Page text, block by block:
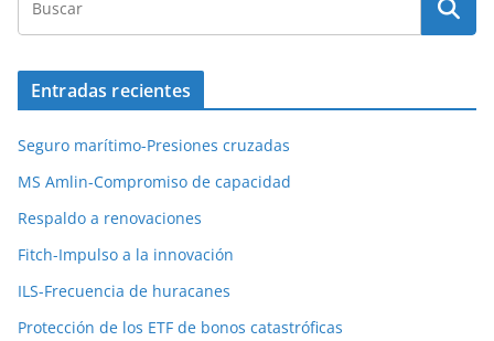
Entradas recientes
Seguro marítimo-Presiones cruzadas
MS Amlin-Compromiso de capacidad
Respaldo a renovaciones
Fitch-Impulso a la innovación
ILS-Frecuencia de huracanes
Protección de los ETF de bonos catastróficas